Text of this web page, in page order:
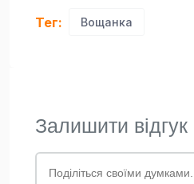
Тег: Вощанка